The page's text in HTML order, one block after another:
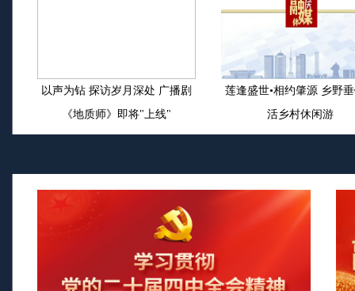
以声为钻 探访岁月深处 广播剧
《地质师》即将"上线"
莲逢盛世•相约肇源 乡野
活乡村休闲游